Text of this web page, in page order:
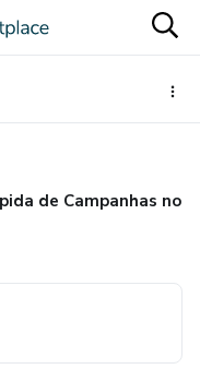
de Campanhas no